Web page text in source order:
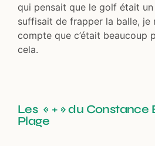
qui pensait que le golf était
suffisait de frapper la balle, je
compte que c’était beaucoup
cela.
Les « + » du Constance
Plage